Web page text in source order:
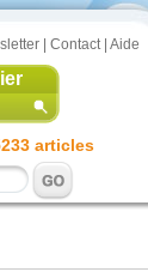
| Contact| Aide
articles